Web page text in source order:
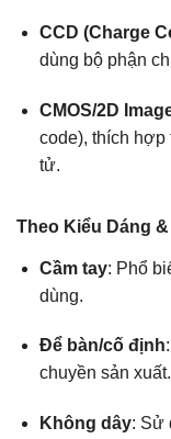
CCD (Charge
dùng bộ phận
CMOS/2D
code), thích hợp
tử.
Theo Kiểu Dáng
Cầm tay: Phổ
dùng.
Để bàn/cố định
chuyền sản xuất.
Không dây: Sử